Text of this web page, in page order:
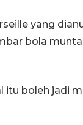
yang
bola
itu boleh jadi
Kopdes